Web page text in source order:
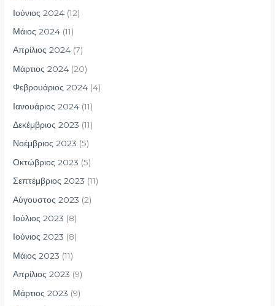
Ιούνιος 2024 (12)
Μάιος 2024 (11)
Απρίλιος 2024 (7)
Μάρτιος 2024 (20)
Φεβρουάριος 2024 (4)
Ιανουάριος 2024 (11)
Δεκέμβριος 2023 (11)
Νοέμβριος 2023 (5)
Οκτώβριος 2023 (5)
Σεπτέμβριος 2023 (11)
Αύγουστος 2023 (2)
Ιούλιος 2023 (8)
Ιούνιος 2023 (8)
Μάιος 2023 (11)
Απρίλιος 2023 (9)
Μάρτιος 2023 (9)